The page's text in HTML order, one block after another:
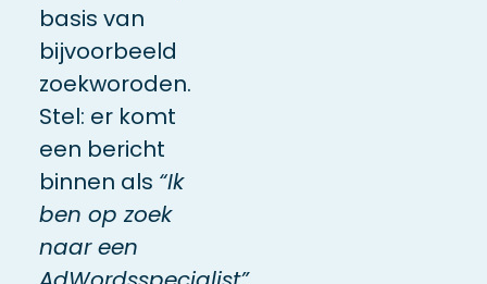
basis van
bijvoorbeeld
zoekworoden.
Stel: er komt
een bericht
binnen als “Ik
ben op zoek
naar een